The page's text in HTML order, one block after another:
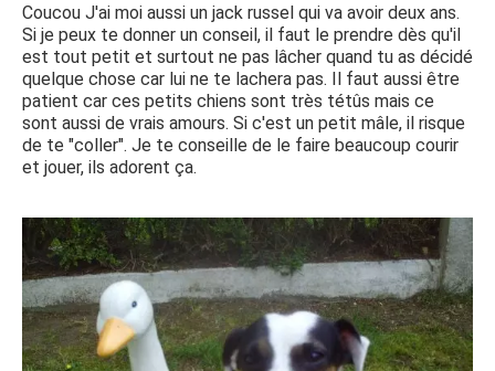
Coucou J'ai moi aussi un jack russel qui va avoir deux ans.
Si je peux te donner un conseil, il faut le prendre dès qu'il
est tout petit et surtout ne pas lâcher quand tu as décidé
quelque chose car lui ne te lachera pas. Il faut aussi être
patient car ces petits chiens sont très tétûs mais ce
sont aussi de vrais amours. Si c'est un petit mâle, il risque
de te "coller". Je te conseille de le faire beaucoup courir
et jouer, ils adorent ça.